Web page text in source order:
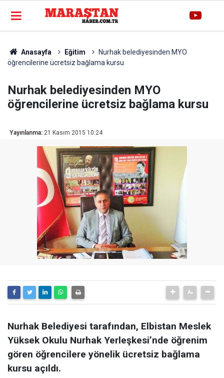
Anasayfa Eğitim
Nurhak belediyesinden MYO
öğrencilerine ücretsiz bağlama kursu
Nurhak belediyesinden MYO
öğrencilerine ücretsiz bağlama kursu
Yayınlanma: 21 Kasım 2015 10:24
Nurhak Belediyesi tarafından, Elbistan Meslek
Yüksek Okulu Nurhak Yerleşkesi’nde öğrenim
gören öğrencilere yönelik ücretsiz bağlama
kursu açıldı.